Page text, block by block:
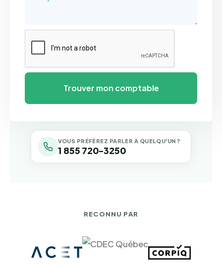
VOUS PRÉFÉREZ PARLER À QUELQU'UN ?
1 855 720-3250
RECONNU PAR